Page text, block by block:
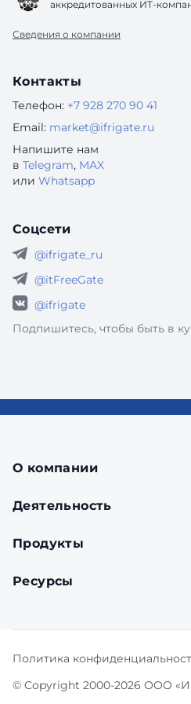
аккредитованных ИТ-
Сведения о компании
Контакты
Телефон: +7 928 270 90 41
Email: market@ifrigate.ru
Напишите нам
в Telegram, MAX
или Whatsapp
Соцсети
@ifrigate_ru
@itFreeGate
@ifrigate
Подпишитесь, чтобы быть в
О компании
Деятельность
Продукты
Ресурсы
© Copyright 2000-2026 ООО
Политика